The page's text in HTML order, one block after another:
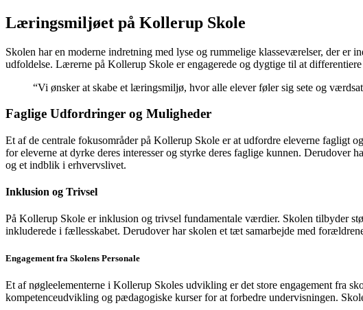
Læringsmiljøet på Kollerup Skole
Skolen har en moderne indretning med lyse og rummelige klasseværelser, der er
udfoldelse. Lærerne på Kollerup Skole er engagerede og dygtige til at
“Vi ønsker at skabe et læringsmiljø, hvor alle elever føler sig sete og
Faglige Udfordringer og Muligheder
Et af de centrale fokusområder på Kollerup Skole er at udfordre eleverne fagligt
for eleverne at dyrke deres interesser og styrke deres faglige kunnen.
og et indblik i erhvervslivet.
Inklusion og Trivsel
På Kollerup Skole er inklusion og trivsel fundamentale værdier. Skolen tilbyder
inkluderede i fællesskabet. Derudover har skolen et tæt samarbejde med
Engagement fra Skolens Personale
Et af nøgleelementerne i Kollerup Skoles udvikling er det store engagement fra
kompetenceudvikling og pædagogiske kurser for at forbedre undervisningen.